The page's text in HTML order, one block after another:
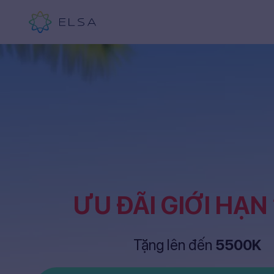
ƯU ĐÃI GIỚI
Tặng lên đến 5500K